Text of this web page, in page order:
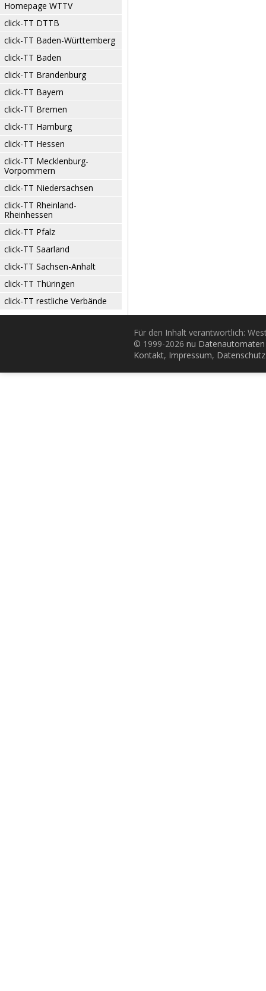
Homepage WTTV
click-TT DTTB
click-TT Baden-Württemberg
click-TT Baden
click-TT Brandenburg
click-TT Bayern
click-TT Bremen
click-TT Hamburg
click-TT Hessen
click-TT Mecklenburg-
Vorpommern
click-TT Niedersachsen
click-TT Rheinland-
Rheinhessen
click-TT Pfalz
click-TT Saarland
click-TT Sachsen-Anhalt
click-TT Thüringen
click-TT restliche Verbände
Für den Inhalt verantwortlich:
© 1999-2026 nu
Kontakt, Impressum, Datenschutz